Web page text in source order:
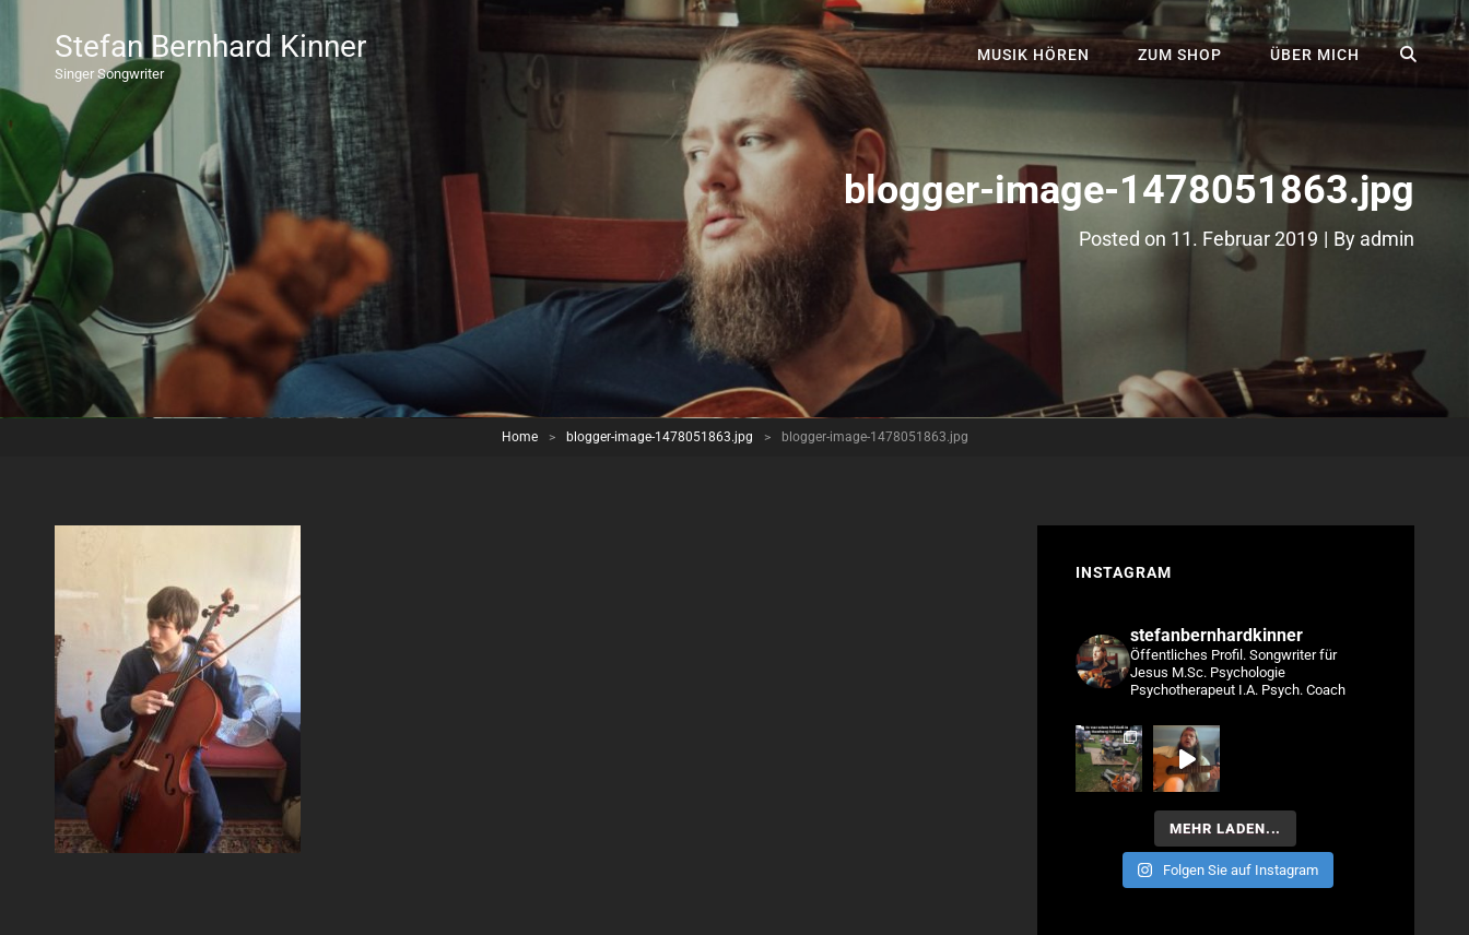
Stefan Bernhard Kinner
Singer Songwriter
MUSIK HÖREN ZUM SHOP ÜBER MICH
blogger-image-1478051863.jpg
Posted on 11. Februar 2019 | By Byline
admin
Home > blogger-image-1478051863.jpg > blogger-image-1478051863.jpg
INSTAGRAM
stefanbernhardkinner
Öffentliches Profil. Songwriter für
Jesus M.Sc. Psychologie
Psychotherapeut I.A.Psych. Coach
MEHR LADEN...
Folgen Sie auf Instagram